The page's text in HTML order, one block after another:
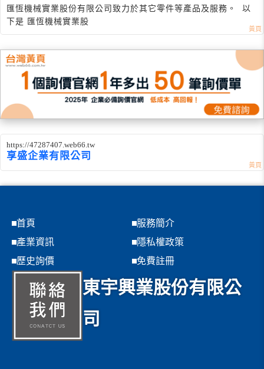
匯恆機械實業股份有限公司致力於其它零件等產品及服務。 以
下是 匯恆機械實業股
https://47287407.web66.tw
享盛企業有限公司
首頁
服務簡介
產業資訊
隱私權政策
歷史詢價
免費註冊
東宇興業股份有限公
司